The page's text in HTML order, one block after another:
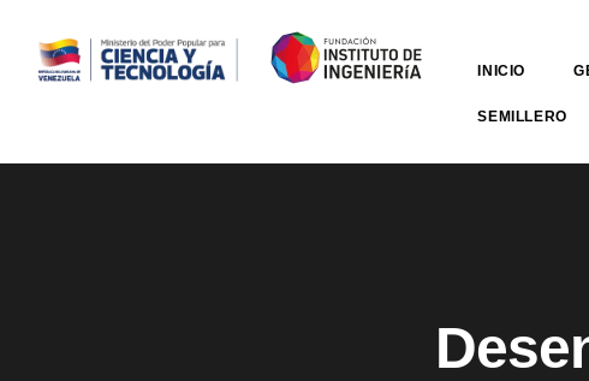
INICIO
SEMILLERO